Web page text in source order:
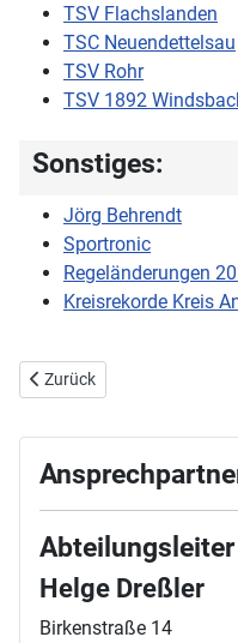
TSV Flachslanden
TSC Neuendettelsau
TSV Rohr
TSV 1892
Sonstiges:
Jörg Behrendt
Sportronic
Regeländerungen
Kreisrekorde Kreis
Vorheriger Beitrag:
Zurück
Abteilungsleiter
Helge Dreßler
Birkenstraße 14